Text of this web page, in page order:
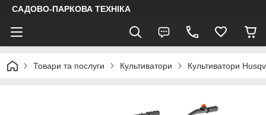
САДОВО-ПАРКОВА ТЕХНІКА
Товари та послуги Культиватори Культиватори